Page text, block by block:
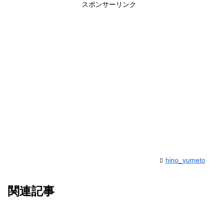
スポンサーリンク
hino_yumeto
関連記事